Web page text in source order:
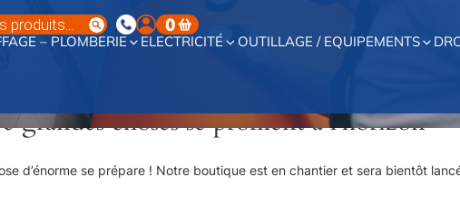
0
– PLOMBERIE ELECTRICITÉ OUTILLAGE / EQUIPEMENTS
grandes choses se profilent à l’horizon
d’énorme se prépare ! Notre boutique est en chantier et sera bientôt